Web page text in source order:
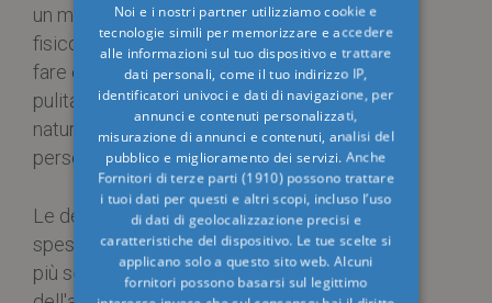
un miglioramento del benessere
fisico e mentale. La possibilità di
fare escursioni, respirare aria
pulita e rilassarsi in ambienti
naturali attrae sempre più
persone.
Le destinazioni montane o rurali
spesso promuovono un turismo
più sostenibile e rispettoso
ENGLISH
GERMAN
FRENCH
RUSSIAN
Noi e i nostri partner utilizziamo cookie e
tecnologie simili per memorizzare e accedere
alle informazioni sul tuo dispositivo e trattare
dati personali, come il tuo indirizzo IP,
identificatori univoci e dati di navigazione, per
annunci e contenuti personalizzati,
misurazione di annunci e contenuti, analisi del
pubblico e miglioramento dei servizi. Anche
Fornitori di terze parti (1910) possono trattare
i tuoi dati per questi e altri scopi, incluso l’uso
di dati di geolocalizzazione precisi e
caratteristiche del dispositivo. Le tue scelte si
applicano solo a questo sito web. Alcuni
fornitori possono basarsi sul legittimo